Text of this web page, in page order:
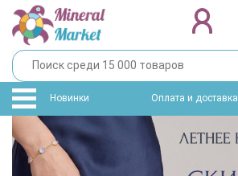
Новинки Оплата и доставка